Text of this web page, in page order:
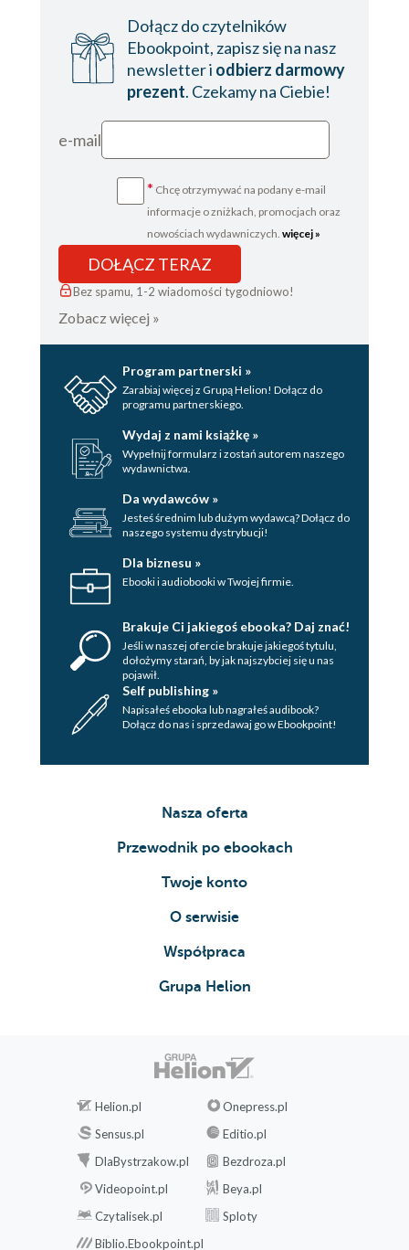
Dołącz do czytelników
Ebookpoint, zapisz się na nasz
newsletter i odbierz darmowy
prezent. Czekamy na Ciebie!
e-mail
* Chcę otrzymywać na podany e-mail
informacje o zniżkach, promocjach oraz
nowościach wydawniczych. więcej »
DOŁĄCZ TERAZ
Bez spamu, 1-2 wiadomości tygodniowo!
Zobacz więcej »
Program partnerski »
Zarabiaj więcej z Grupą Helion! Dołącz do
programu partnerskiego.
Wydaj z nami książkę »
Wypełnij formularz i zostań autorem naszego
wydawnictwa.
Da wydawców »
Jesteś średnim lub dużym wydawcą? Dołącz do
naszego systemu dystrybucji!
Dla biznesu »
Ebooki i audiobooki w Twojej firmie.
Brakuje Ci jakiegoś ebooka? Daj znać!
Jeśli w naszej ofercie brakuje jakiegoś tytulu,
dołożymy starań, by jak najszybciej się u nas
pojawił.
Self publishing »
Napisałeś ebooka lub nagrałeś audibook?
Dołącz do nas i sprzedawaj go w Ebookpoint!
Nasza oferta
Przewodnik po ebookach
Twoje konto
O serwisie
Współpraca
Grupa Helion
Helion.pl
Onepress.pl
Sensus.pl
Editio.pl
DlaBystrzakow.pl
Bezdroza.pl
Videopoint.pl
Beya.pl
Czytalisek.pl
Sploty
Biblio.Ebookpoint.pl